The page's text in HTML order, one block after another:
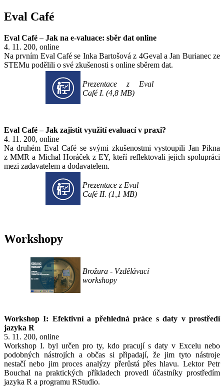
Eval Café
Eval Café – Jak na e-valuace: sběr dat online
4. 11. 200, online
Na prvním Eval Café se Inka Bartošová z 4Geval a Jan Burianec ze
STEMu podělili o své zkušenosti s online sběrem dat.
Prezentace z Eval
Café I. (4,8 MB)
Eval Café – Jak zajistit využití evaluací v praxi?
4. 11. 200, online
Na druhém Eval Café se svými zkušenostmi vystoupili Jan Pikna
z MMR a Michal Horáček z EY, kteří reflektovali jejich spolupráci
mezi zadavatelem a dodavatelem.
Prezentace z Eval
Café II. (1,1 MB)
Workshopy
Brožura - Vzdělávací
workshopy
Workshop I: Efektivní a přehledná práce s daty v prostředí
jazyka R
5. 11. 200, online
Workshop I. byl určen pro ty, kdo pracují s daty v Excelu nebo
podobných nástrojích a občas si připadají, že jim tyto nástroje
nestačí nebo jim proces analýzy přerůstá přes hlavu. Lektor Petr
Bouchal na praktických příkladech provedl účastníky prostředím
jazyka R a programu RStudio.